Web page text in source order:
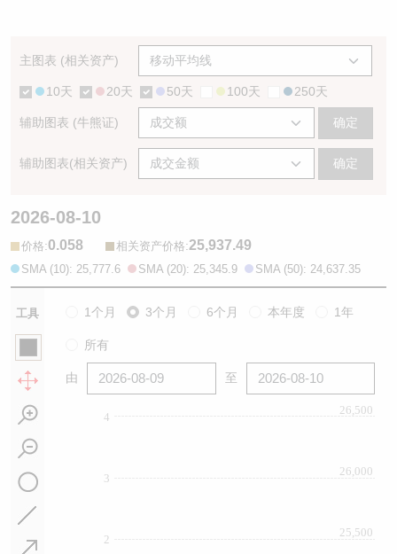
主图表 (相关资产)
10天 20天 50天 100天 250天
辅助图表 (牛熊证) 确定
辅助图表(相关资产) 确定
2026-08-10
价格:0.058 相关资产价格:25,937.49
SMA (10): 25,777.6 SMA (20): 25,345.9 SMA (50): 24,637.35
工具 1个月 3个月 6个月 本年度 1年
所有
由 至
2
3
4
25,500
26,000
26,500